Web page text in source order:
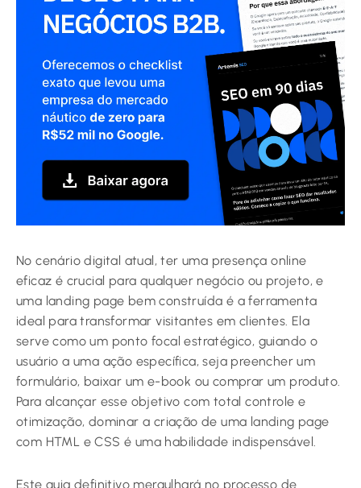
No cenário digital atual, ter uma presença online
eficaz é crucial para qualquer negócio ou projeto, e
uma landing page bem construída é a ferramenta
ideal para transformar visitantes em clientes. Ela
serve como um ponto focal estratégico, guiando o
usuário a uma ação específica, seja preencher um
formulário, baixar um e-book ou comprar um produto.
Para alcançar esse objetivo com total controle e
otimização, dominar a criação de uma landing page
com HTML e CSS é uma habilidade indispensável.
Este guia definitivo mergulhará no processo de